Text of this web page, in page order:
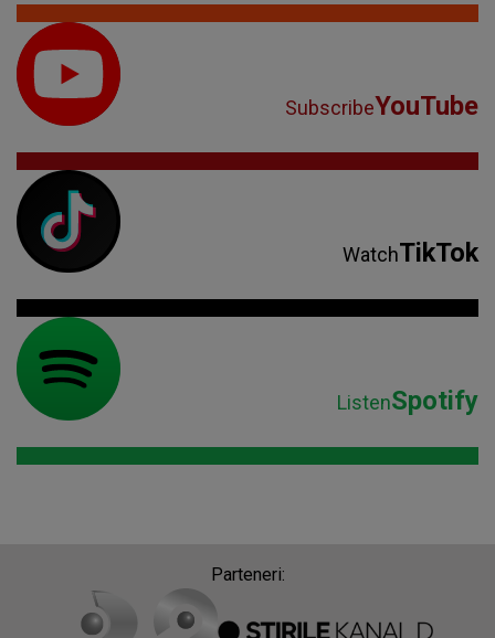
SubscribeYouTube
WatchTikTok
ListenSpotify
Parteneri: